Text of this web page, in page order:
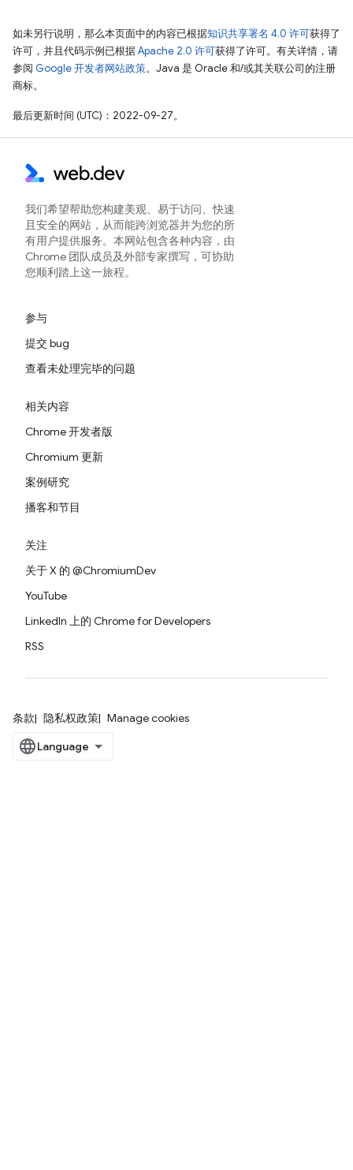
如未另行说明，那么本页面中的内容已根据知识共享署名 4.0 许可获得了
许可，并且代码示例已根据Apache 2.0 许可获得了许可。有关详情，请
参阅 Google 开发者网站政策。Java 是 Oracle 和/或其关联公司的注册
商标。
最后更新时间 (UTC)：2022-09-27。
我们希望帮助您构建美观、易于访问、快速
且安全的网站，从而能跨浏览器并为您的所
有用户提供服务。本网站包含各种内容，由
Chrome 团队成员及外部专家撰写，可协助
您顺利踏上这一旅程。
参与
提交 bug
查看未处理完毕的问题
相关内容
Chrome 开发者版
Chromium 更新
案例研究
播客和节目
关注
关于 X 的 @ChromiumDev
YouTube
LinkedIn 上的 Chrome for Developers
RSS
条款 隐私权政策 Manage cookies